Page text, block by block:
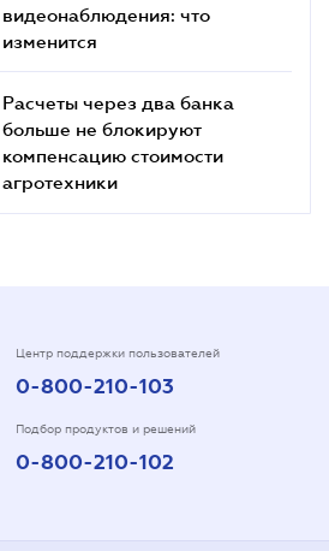
видеонаблюдения: что
изменится
Расчеты через два банка
больше не блокируют
компенсацию стоимости
агротехники
Центр поддержки пользователей
0-800-210-103
Подбор продуктов и решений
0-800-210-102